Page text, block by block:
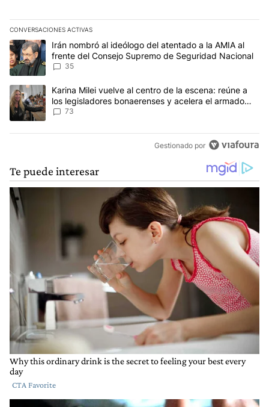
CONVERSACIONES ACTIVAS
Este listado muestra los artículos con más comentarios en los
Un artículo de tendencia con el título "Irán nombró al ideólogo
Irán nombró al ideólogo del atentado a la AMIA al
frente del Consejo Supremo de Seguridad Nacional
35
Un artículo de tendencia con el título "Karina Milei vuelve al
Karina Milei vuelve al centro de la escena: reúne a
los legisladores bonaerenses y acelera el armado
para 2027
73
Gestionado por